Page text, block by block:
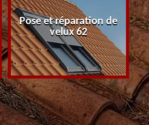
Pose et réparation de
velux 62